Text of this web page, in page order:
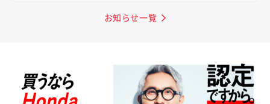
お知らせ一覧